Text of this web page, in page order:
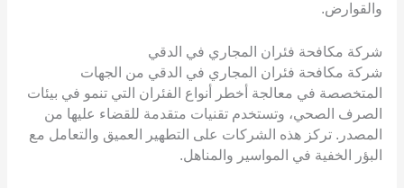
والقوارض.
شركة مكافحة فئران المجاري في الدقي
شركة مكافحة فئران المجاري في الدقي من الجهات
المتخصصة في معالجة أخطر أنواع الفئران التي تنمو في بيئات
الصرف الصحي، وتستخدم تقنيات متقدمة للقضاء عليها من
المصدر. تركز هذه الشركات على التطهير العميق والتعامل مع
البؤر الخفية في المواسير والمناهل.